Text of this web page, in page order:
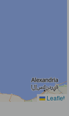
Leaflet